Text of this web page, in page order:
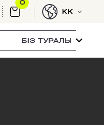
0
KK
БІЗ ТУРАЛЫ